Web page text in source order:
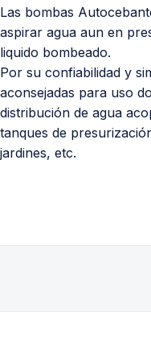
Las bombas
aspirar agua aun en
liquido bombeado.
Por su confiabilidad y
aconsejadas para uso
distribución de agua
tanques de
jardines, etc.